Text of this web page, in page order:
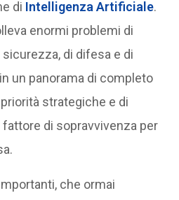
di Intelligenza Artificiale.
enormi problemi di
di difesa e di
un panorama di completo
strategiche e di
di sopravvivenza per
che ormai